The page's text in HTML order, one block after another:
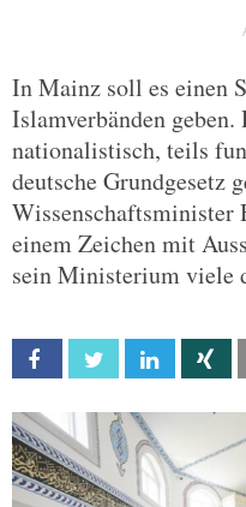
In Mainz soll es einen
Islamverbänden
nationalistisch, teils
deutsche Grundgesetz
Wissenschaftsminister
einem Zeichen mit
sein Ministerium viele
Facebook Twitter Linkedin